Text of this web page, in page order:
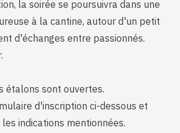
la soirée se poursuivra dans une
à la cantine, autour d'un petit
d'échanges entre passionnés.
étalons sont ouvertes.
d'inscription ci-dessous et
indications mentionnées.